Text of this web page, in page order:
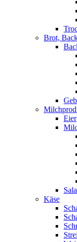
Brot,
Eier
Käse